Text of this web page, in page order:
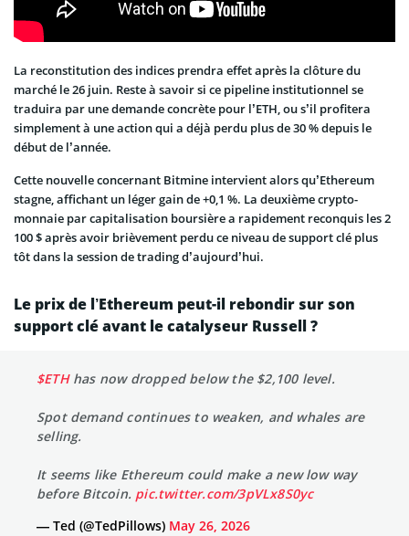
La reconstitution des indices prendra effet après la clôture du
marché le 26 juin. Reste à savoir si ce pipeline institutionnel se
traduira par une demande concrète pour l’ETH, ou s’il profitera
simplement à une action qui a déjà perdu plus de 30 % depuis le
début de l’année.
Cette nouvelle concernant Bitmine intervient alors qu’Ethereum
stagne, affichant un léger gain de +0,1 %. La deuxième crypto-
monnaie par capitalisation boursière a rapidement reconquis les 2
100 $ après avoir brièvement perdu ce niveau de support clé plus
tôt dans la session de trading d’aujourd’hui.
Le prix de l’Ethereum peut-il rebondir sur son
support clé avant le catalyseur Russell ?
$ETHhas now dropped below the $2,100 level.
Spot demand continues to weaken, and whales are
selling.
It seems like Ethereum could make a new low way
before Bitcoin. pic.twitter.com/3pVLx8S0yc
— Ted (@TedPillows) May 26, 2026